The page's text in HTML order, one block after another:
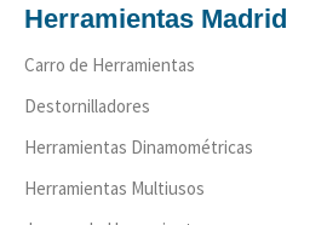
Herramientas Madrid
Carro de Herramientas
Destornilladores
Herramientas Dinamométricas
Herramientas Multiusos